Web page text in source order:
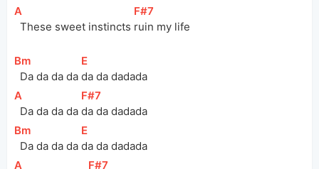
[
A
  These sweet instincts
[F#7
ruin my life
[Bm
  Da da da da
[E
da da dadada
[
A
  Da da da da
[F#7
da da dadada
[Bm
  Da da da da
[E
da da dadada
[
A [F#7